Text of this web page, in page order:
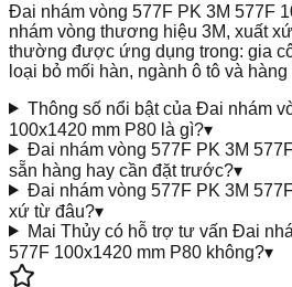
Đai nhám vòng 577F PK 3M 577F
nhám vòng thương hiệu 3M, xuất
thường được ứng dụng trong: gia
loại bỏ mối hàn, ngành ô tô và hàng
Thông số nổi bật của Đai nhám
100x1420 mm P80 là gì?▾
Đai nhám vòng 577F PK 3M
sẵn hàng hay cần đặt trước?▾
Đai nhám vòng 577F PK 3M
xứ từ đâu?▾
Mai Thủy có hỗ trợ tư vấn Đai
577F 100x1420 mm P80 không?▾